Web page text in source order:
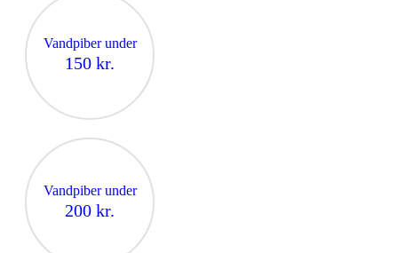
Vandpiber under
150 kr.
Vandpiber under
200 kr.